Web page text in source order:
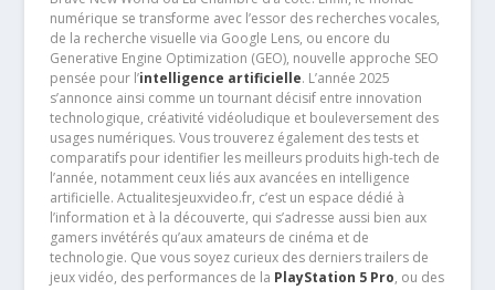
numérique se transforme avec l’essor des recherches vocales,
de la recherche visuelle via Google Lens, ou encore du
Generative Engine Optimization (GEO), nouvelle approche SEO
pensée pour l’intelligence artificielle. L’année 2025
s’annonce ainsi comme un tournant décisif entre innovation
technologique, créativité vidéoludique et bouleversement des
usages numériques. Vous trouverez également des tests et
comparatifs pour identifier les meilleurs produits high-tech de
l’année, notamment ceux liés aux avancées en intelligence
artificielle. Actualitesjeuxvideo.fr, c’est un espace dédié à
l’information et à la découverte, qui s’adresse aussi bien aux
gamers invétérés qu’aux amateurs de cinéma et de
technologie. Que vous soyez curieux des derniers trailers de
jeux vidéo, des performances de la PlayStation 5 Pro, ou des